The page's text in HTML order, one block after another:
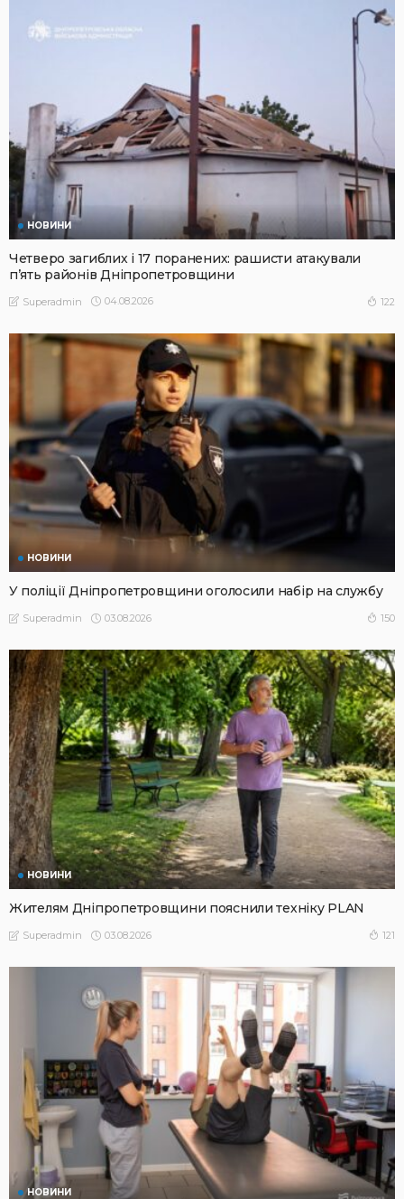
НОВИНИ
Четверо загиблих і 17 поранених: рашисти атакували
п’ять районів Дніпропетровщини
Superadmin 04.08.2026 122
НОВИНИ
У поліції Дніпропетровщини оголосили набір на службу
Superadmin 03.08.2026 150
НОВИНИ
Жителям Дніпропетровщини пояснили техніку PLAN
Superadmin 03.08.2026 121
НОВИНИ